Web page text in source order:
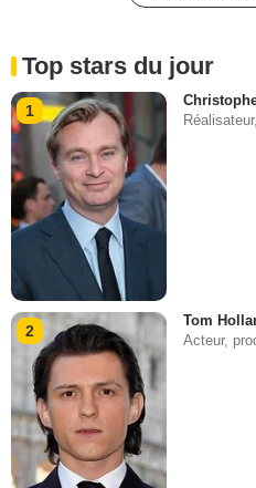
Top stars du jour
1
2
Tom
Acteur,